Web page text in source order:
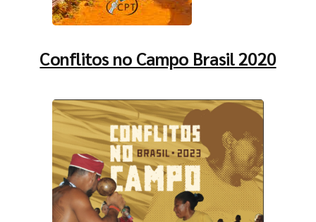
Conflitos no Campo Brasil 2020